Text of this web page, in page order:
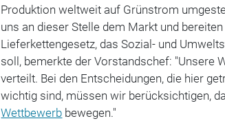
Produktion weltweit auf Grünstrom
uns an dieser Stelle dem Markt und
Lieferkettengesetz, das Sozial- und
soll, bemerkte der Vorstandschef: "Unsere
verteilt. Bei den Entscheidungen, die hier
wichtig sind, müssen wir berücksichtigen,
Wettbewerb bewegen."